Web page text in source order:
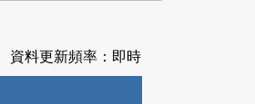
資料更新頻率：即時